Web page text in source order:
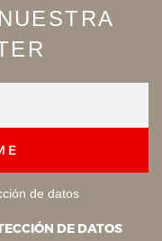
de datos
DE DATOS